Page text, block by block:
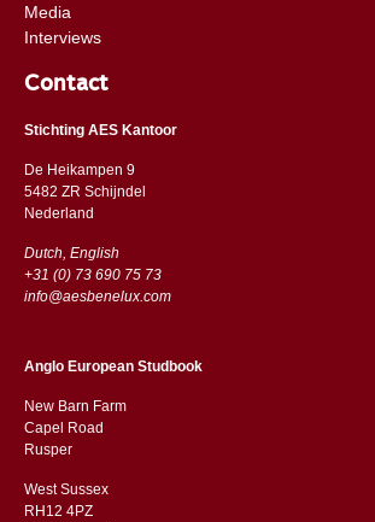
Media
Interviews
Contact
Stichting AES Kantoor
De Heikampen 9
5482 ZR Schijndel
​​Nederland
Dutch, English
+31 (0) 73 690 75 73
info@aesbenelux.com
Anglo European Studbook
New Barn Farm
Capel Road
​​Rusper
West Sussex
RH12 4PZ